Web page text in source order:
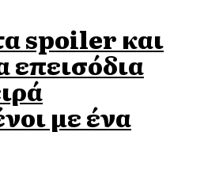
spoiler και
επεισόδια
με ένα